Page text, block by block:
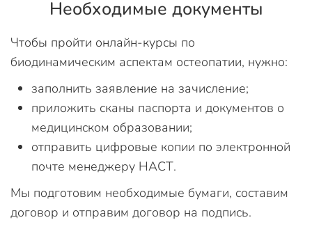
Необходимые документы
Чтобы пройти онлайн-курсы по
биодинамическим аспектам остеопатии, нужно:
заполнить заявление на зачисление;
приложить сканы паспорта и документов о
медицинском образовании;
отправить цифровые копии по электронной
почте менеджеру НАСТ.
Мы подготовим необходимые бумаги, составим
договор и отправим договор на подпись.